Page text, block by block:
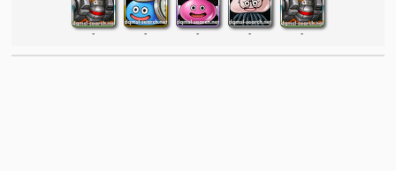
- - - - -